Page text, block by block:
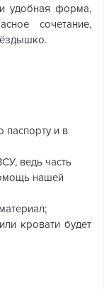
удобная форма,
сочетание,
паспорту и в
ведь часть
нашей
кровати будет